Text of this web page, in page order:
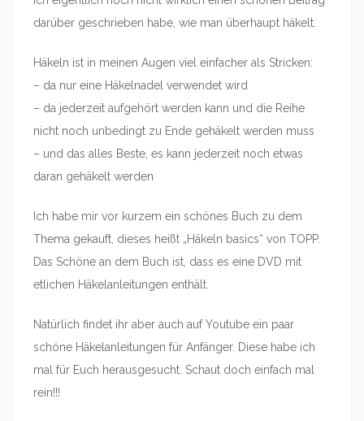
darüber geschrieben habe, wie man überhaupt häkelt.
Häkeln ist in meinen Augen viel einfacher als Stricken:
– da nur eine Häkelnadel verwendet wird
– da jederzeit aufgehört werden kann und die Reihe
nicht noch unbedingt zu Ende gehäkelt werden muss
– und das alles Beste, es kann jederzeit noch etwas
daran gehäkelt werden
Ich habe mir vor kurzem ein schönes Buch zu dem
Thema gekauft, dieses heißt „Häkeln basics“ von TOPP.
Das Schöne an dem Buch ist, dass es eine DVD mit
etlichen Häkelanleitungen enthält.
Natürlich findet ihr aber auch auf Youtube ein paar
schöne Häkelanleitungen für Anfänger. Diese habe ich
mal für Euch herausgesucht. Schaut doch einfach mal
rein!!!